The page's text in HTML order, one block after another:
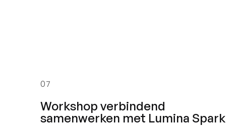
07
Workshop verbindend
samenwerken met Lumina Spark